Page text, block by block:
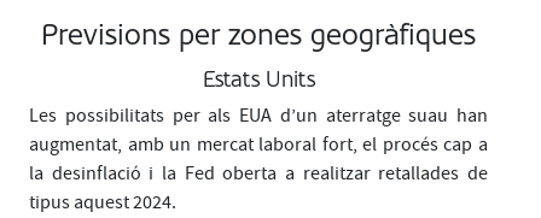
Previsions per zones geogràfiques
Estats Units
Les possibilitats per als EUA d’un aterratge suau han
augmentat, amb un mercat laboral fort, el procés cap a
la desinflació i la Fed oberta a realitzar retallades de
tipus aquest 2024.